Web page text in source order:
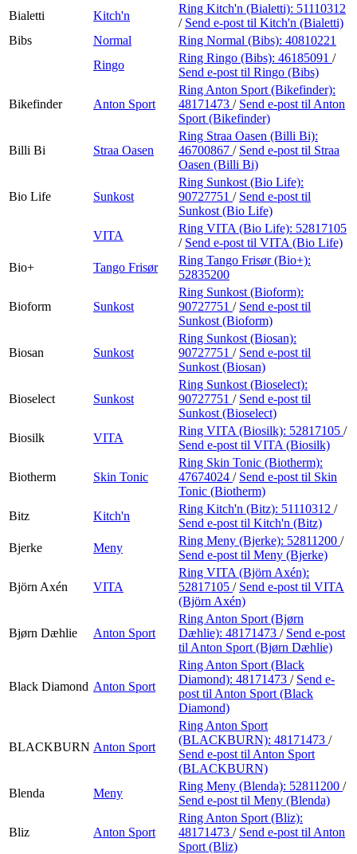
Bialetti
Kitch'n
Ring Kitch'n (Bialetti): 51110312
/ Send e-post til Kitch'n (Bialetti)
Bibs
Normal Ring Normal (Bibs): 40810221
Ringo
Ring Ringo (Bibs): 46185091 /
Send e-post til Ringo (Bibs)
Bikefinder Anton Sport
Ring Anton Sport (Bikefinder):
48171473 / Send e-post til Anton
Sport (Bikefinder)
Billi Bi Straa Oasen
Ring Straa Oasen (Billi Bi):
46700867 / Send e-post til Straa
Oasen (Billi Bi)
Bio Life Sunkost
Ring Sunkost (Bio Life):
90727751 / Send e-post til
Sunkost (Bio Life)
VITA
Ring VITA (Bio Life): 52817105
/ Send e-post til VITA (Bio Life)
Bio+
Tango Frisør
Ring Tango Frisør (Bio+):
52835200
Bioform Sunkost
Ring Sunkost (Bioform):
90727751 / Send e-post til
Sunkost (Bioform)
Biosan Sunkost
Ring Sunkost (Biosan):
90727751 / Send e-post til
Sunkost (Biosan)
Bioselect Sunkost
Ring Sunkost (Bioselect):
90727751 / Send e-post til
Sunkost (Bioselect)
Biosilk
VITA
Ring VITA (Biosilk): 52817105 /
Send e-post til VITA (Biosilk)
Biotherm Skin Tonic
Ring Skin Tonic (Biotherm):
47674024 / Send e-post til Skin
Tonic (Biotherm)
Bitz
Kitch'n
Ring Kitch'n (Bitz): 51110312 /
Send e-post til Kitch'n (Bitz)
Bjerke
Meny
Ring Meny (Bjerke): 52811200 /
Send e-post til Meny (Bjerke)
Björn Axén VITA
Ring VITA (Björn Axén):
52817105 / Send e-post til VITA
(Björn Axén)
Bjørn Dæhlie Anton Sport
Ring Anton Sport (Bjørn
Dæhlie): 48171473 / Send e-post
til Anton Sport (Bjørn Dæhlie)
Black Diamond Anton Sport
Ring Anton Sport (Black
Diamond): 48171473 / Send e-
post til Anton Sport (Black
Diamond)
BLACKBURN Anton Sport
Ring Anton Sport
(BLACKBURN): 48171473 /
Send e-post til Anton Sport
(BLACKBURN)
Blenda
Meny
Ring Meny (Blenda): 52811200 /
Send e-post til Meny (Blenda)
Bliz Anton Sport
Ring Anton Sport (Bliz):
48171473 / Send e-post til Anton
Sport (Bliz)